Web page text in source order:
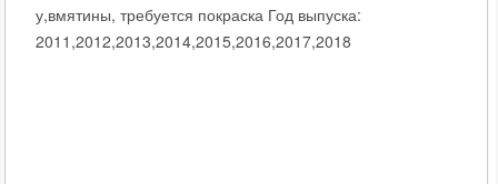
у,вмятины, требуется покраска Год выпуска:
2011,2012,2013,2014,2015,2016,2017,2018